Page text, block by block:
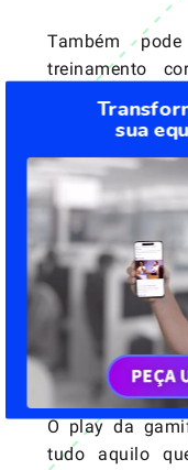
Também
treinamento
dinâmica,
procedimentos
É o famoso “a
É muito mais
através de
memorandos
manuais com
O play da
tudo aquilo
sua